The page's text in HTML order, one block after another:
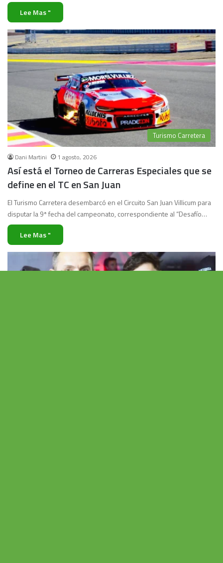
Lee Mas "
Turismo Carretera
Dani Martini 1 agosto, 2026
Así está el Torneo de Carreras Especiales que se
define en el TC en San Juan
El Turismo Carretera desembarcó en el Circuito San Juan Villicum para
disputar la 9ª fecha del campeonato, correspondiente al “Desafío…
Lee Mas "